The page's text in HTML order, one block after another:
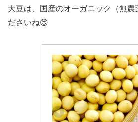
大豆は、国産のオーガニック（無農
ださいね😊